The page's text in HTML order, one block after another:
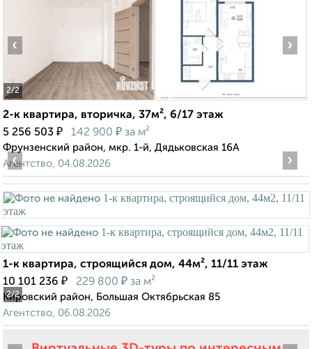
2/2
‹ ›
2-к квартира, вторичка, 37м², 6/17 этаж
5 256 503 ₽ 142 900 ₽ за м²
Фрунзенский район, мкр. 1-й, Дядьковская 16А
Агентство, 04.08.2026
2/2
‹ ›
1-к квартира, строящийся дом, 44м², 11/11 этаж
10 101 236 ₽ 229 800 ₽ за м²
Кировский район, Большая Октябрьская 85
Агентство, 06.08.2026